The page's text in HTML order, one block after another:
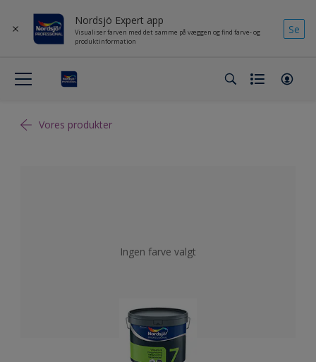
Nordsjö Expert app
Visualiser farven med det samme på væggen og find farve- og
produktinformation
Se
Vores produkter
Ingen farve valgt